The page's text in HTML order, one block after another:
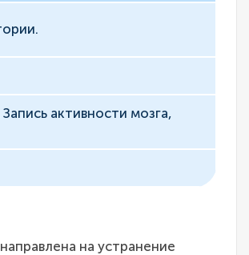
активности мозга,
на устранение